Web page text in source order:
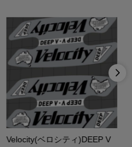
Velocity(ベロシティ)DEEP V
